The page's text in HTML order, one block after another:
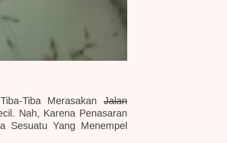
Tiba Merasakan Jalan
Nah, Karena Penasaran
Sesuatu Yang Menempel